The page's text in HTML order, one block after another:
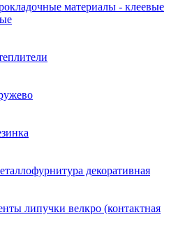
материалы - клеевые
декоративная
липучки велкро (контактная